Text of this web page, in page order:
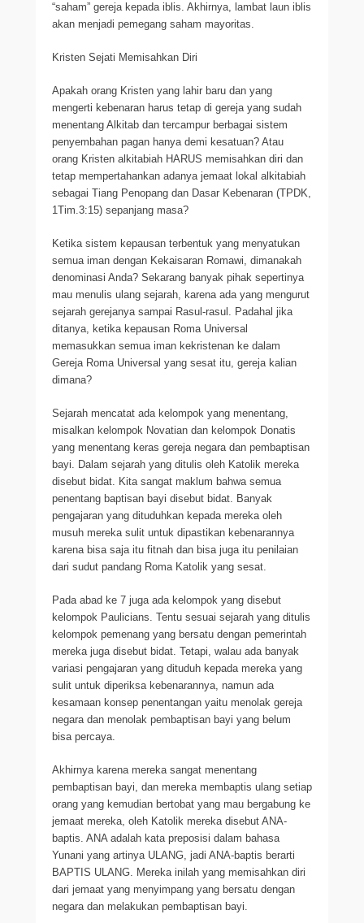
“saham” gereja kepada iblis. Akhirnya, lambat laun iblis
akan menjadi pemegang saham mayoritas.
Kristen Sejati Memisahkan Diri
Apakah orang Kristen yang lahir baru dan yang
mengerti kebenaran harus tetap di gereja yang sudah
menentang Alkitab dan tercampur berbagai sistem
penyembahan pagan hanya demi kesatuan? Atau
orang Kristen alkitabiah HARUS memisahkan diri dan
tetap mempertahankan adanya jemaat lokal alkitabiah
sebagai Tiang Penopang dan Dasar Kebenaran (TPDK,
1Tim.3:15) sepanjang masa?
Ketika sistem kepausan terbentuk yang menyatukan
semua iman dengan Kekaisaran Romawi, dimanakah
denominasi Anda? Sekarang banyak pihak sepertinya
mau menulis ulang sejarah, karena ada yang mengurut
sejarah gerejanya sampai Rasul-rasul. Padahal jika
ditanya, ketika kepausan Roma Universal
memasukkan semua iman kekristenan ke dalam
Gereja Roma Universal yang sesat itu, gereja kalian
dimana?
Sejarah mencatat ada kelompok yang menentang,
misalkan kelompok Novatian dan kelompok Donatis
yang menentang keras gereja negara dan pembaptisan
bayi. Dalam sejarah yang ditulis oleh Katolik mereka
disebut bidat. Kita sangat maklum bahwa semua
penentang baptisan bayi disebut bidat. Banyak
pengajaran yang dituduhkan kepada mereka oleh
musuh mereka sulit untuk dipastikan kebenarannya
karena bisa saja itu fitnah dan bisa juga itu penilaian
dari sudut pandang Roma Katolik yang sesat.
Pada abad ke 7 juga ada kelompok yang disebut
kelompok Paulicians. Tentu sesuai sejarah yang ditulis
kelompok pemenang yang bersatu dengan pemerintah
mereka juga disebut bidat. Tetapi, walau ada banyak
variasi pengajaran yang dituduh kepada mereka yang
sulit untuk diperiksa kebenarannya, namun ada
kesamaan konsep penentangan yaitu menolak gereja
negara dan menolak pembaptisan bayi yang belum
bisa percaya.
Akhirnya karena mereka sangat menentang
pembaptisan bayi, dan mereka membaptis ulang setiap
orang yang kemudian bertobat yang mau bergabung ke
jemaat mereka, oleh Katolik mereka disebut ANA-
baptis. ANA adalah kata preposisi dalam bahasa
Yunani yang artinya ULANG, jadi ANA-baptis berarti
BAPTIS ULANG. Mereka inilah yang memisahkan diri
dari jemaat yang menyimpang yang bersatu dengan
negara dan melakukan pembaptisan bayi.